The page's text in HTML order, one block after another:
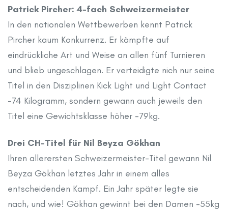
Patrick Pircher: 4-fach Schweizermeister
In den nationalen Wettbewerben kennt Patrick
Pircher kaum Konkurrenz. Er kämpfte auf
eindrückliche Art und Weise an allen fünf Turnieren
und blieb ungeschlagen. Er verteidigte nich nur seine
Titel in den Disziplinen Kick Light und Light Contact
-74 Kilogramm, sondern gewann auch jeweils den
Titel eine Gewichtsklasse höher -79kg.
Drei CH-Titel für Nil Beyza Gökhan
Ihren allerersten Schweizermeister-Titel gewann Nil
Beyza Gökhan letztes Jahr in einem alles
entscheidenden Kampf. Ein Jahr später legte sie
nach, und wie! Gökhan gewinnt bei den Damen -55kg